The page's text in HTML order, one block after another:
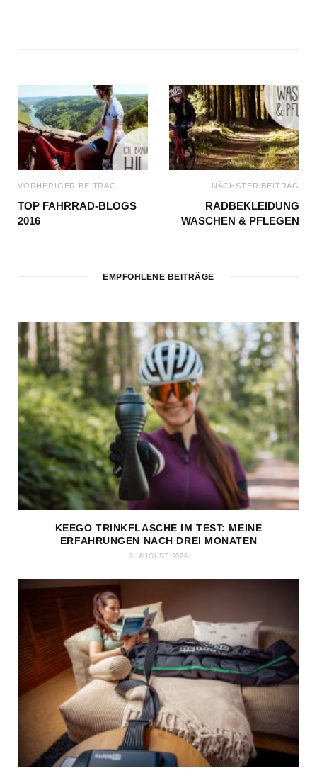
VORHERIGER BEITRAG
TOP FAHRRAD-BLOGS
2016
NÄCHSTER BEITRAG
RADBEKLEIDUNG
WASCHEN & PFLEGEN
EMPFOHLENE BEITRÄGE
KEEGO TRINKFLASCHE IM TEST: MEINE
ERFAHRUNGEN NACH DREI MONATEN
2. AUGUST 2026